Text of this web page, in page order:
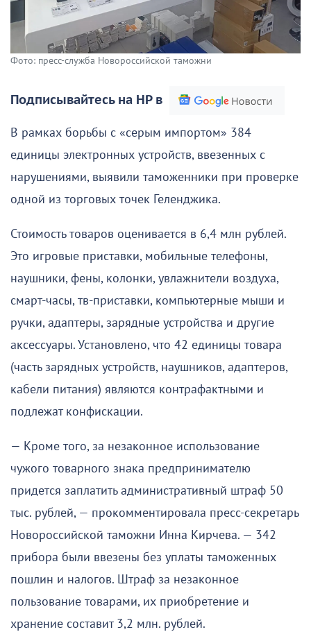
Фото: пресс-служба Новороссийской таможни
Подписывайтесь на НР в
В рамках борьбы с «серым импортом» 384
единицы электронных устройств, ввезенных с
нарушениями, выявили таможенники при проверке
одной из торговых точек Геленджика.
Стоимость товаров оценивается в 6,4 млн рублей.
Это игровые приставки, мобильные телефоны,
наушники, фены, колонки, увлажнители воздуха,
смарт-часы, тв-приставки, компьютерные мыши и
ручки, адаптеры, зарядные устройства и другие
аксессуары. Установлено, что 42 единицы товара
(часть зарядных устройств, наушников, адаптеров,
кабели питания) являются контрафактными и
подлежат конфискации.
— Кроме того, за незаконное использование
чужого товарного знака предпринимателю
придется заплатить административный штраф 50
тыс. рублей, — прокомментировала пресс-секретарь
Новороссийской таможни Инна Кирчева. — 342
прибора были ввезены без уплаты таможенных
пошлин и налогов. Штраф за незаконное
пользование товарами, их приобретение и
хранение составит 3,2 млн. рублей.